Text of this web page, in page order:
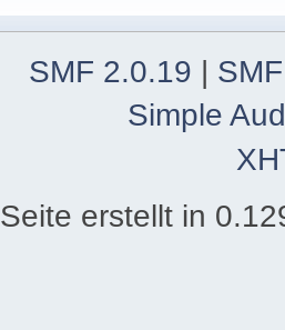
SMF 2.0.19
Simple
Seite erstellt in